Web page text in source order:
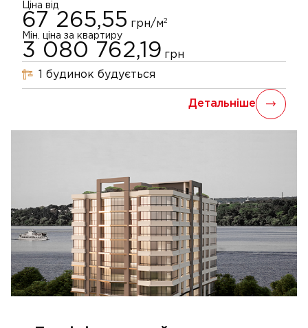
Ціна від
67 265,55 грн/м 2
Мін. ціна за квартиру
3 080 762,19 грн
будинок будується
Детальніше